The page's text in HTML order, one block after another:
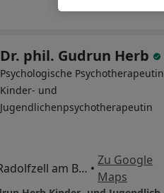
Dr. phil. Gudrun Herb
Psychologische
Kinder- und
Jugendlichenpsychotherapeutin
Gartenstraße 6, Radolfzell am Bodensee •
Zu Google
Maps